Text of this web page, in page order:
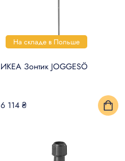
На складе в Польше
ИКЕА Зонтик JOGGESÖ
6 114 ₴